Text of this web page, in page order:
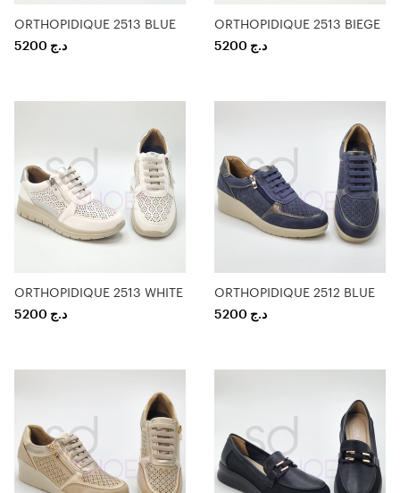
ORTHOPIDIQUE 2513 BLUE
5200 د.ج
ORTHOPIDIQUE 2513 BIEGE
5200 د.ج
ORTHOPIDIQUE 2513 WHITE
5200 د.ج
ORTHOPIDIQUE 2512 BLUE
5200 د.ج